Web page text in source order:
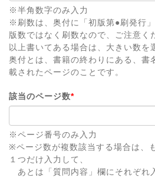
※半角数字のみ入力
※刷数は、奥付に「初版第●刷発行
版数ではなく刷数なので、ご注意く
以上書いてある場合は、大きい数を
奥付とは、書籍の終わりにある、書
載されたページのことです。
該当のページ数*
※ページ番号のみ入力
※ページ数が複数該当する場合は、
１つだけ入力して、
あとは「質問内容」欄にそれぞれ